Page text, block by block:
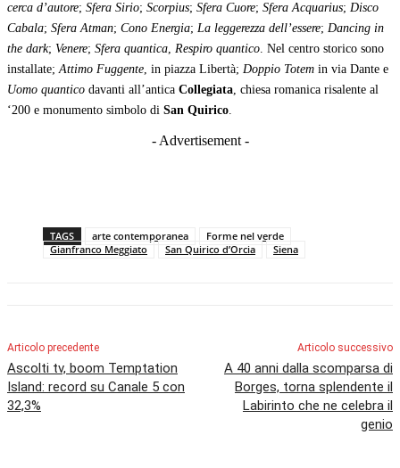
cerca d’autore; Sfera Sirio; Scorpius; Sfera Cuore; Sfera Acquarius; Disco
Cabala; Sfera Atman; Cono Energia; La leggerezza dell’essere; Dancing in
the dark; Venere; Sfera quantica, Respiro quantico. Nel centro storico sono
installate;Attimo Fuggente, in piazza Libertà; Doppio Totem in via Dante e
Uomo quantico davanti all’antica Collegiata, chiesa romanica risalente al
‘200 e monumento simbolo di San Quirico.
- Advertisement -
TAGS arte contemporanea
Forme nel verde
Gianfranco Meggiato
San Quirico d’Orcia Siena
Articolo precedente
Ascolti tv, boom Temptation
Island: record su Canale 5 con
32,3%
Articolo successivo
A 40 anni dalla scomparsa di
Borges, torna splendente il
Labirinto che ne celebra il
genio